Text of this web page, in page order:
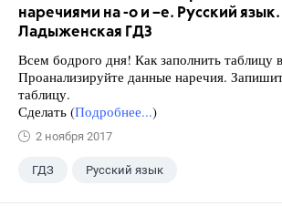
наречиями на -о и –е. Русский
Ладыженская ГДЗ
Всем бодрого дня! Как заполнить таблицу
Проанализируйте данные наречия.
таблицу.
Сделать (Подробнее...)
2 ноября 2017
ГДЗ Русский язык